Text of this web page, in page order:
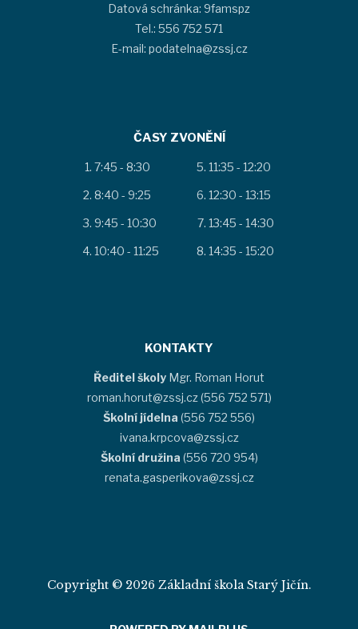
Datová schránka: 9famspz
Tel.: 556 752 571
E-mail: podatelna@zssj.cz
ČASY ZVONĚNÍ
7:45 - 8:30
8:40 - 9:25
9:45 - 10:30
10:40 - 11:25
11:35 - 12:20
12:30 - 13:15
13:45 - 14:30
14:35 - 15:20
KONTAKTY
Ředitel školy Mgr. Roman Horut
roman.horut@zssj.cz (556 752 571)
Školní jídelna (556 752 556)
ivana.krpcova@zssj.cz
Školní družina (556 720 954)
renata.gasperikova@zssj.cz
Copyright © 2026 Základní škola Starý Jičín.